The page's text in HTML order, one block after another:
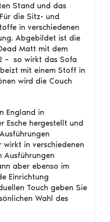
Stand und das
die Sitz- und
in verschiedenen
Abgebildet ist die
Matt mit dem
– so wirkt das Sofa
mit einem Stoff in
wird die Couch
England in
Esche hergestellt und
wirkt in verschiedenen
Ausführungen
aber ebenso im
Einrichtung
Touch geben Sie
Wahl des